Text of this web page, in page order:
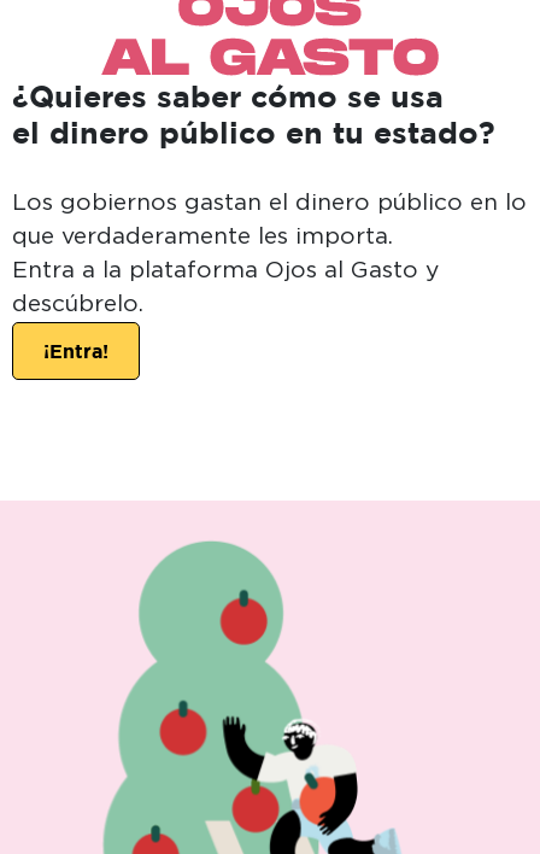
¿Quieres saber cómo se usa
el dinero público en tu estado?
Los gobiernos gastan el dinero público en lo
que verdaderamente les importa.
Entra a la plataforma Ojos al Gasto y
descúbrelo.
¡Entra!